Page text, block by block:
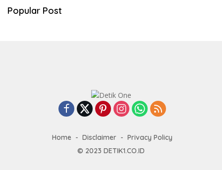
Popular Post
Home Disclaimer
Privacy Policy
© 2023 DETIK1.CO.ID